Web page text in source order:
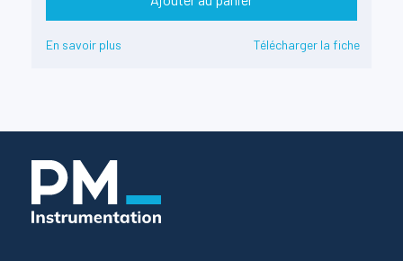
En savoir plus Télécharger la fiche